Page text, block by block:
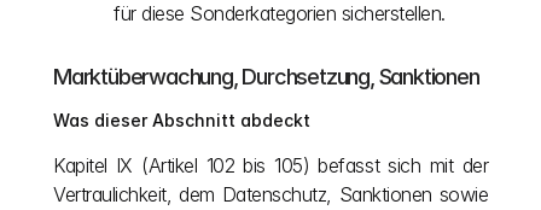
für diese Sonderkategorien sicherstellen.
Marktüberwachung, Durchsetzung, Sanktionen
Was dieser Abschnitt abdeckt
Kapitel IX (Artikel 102 bis 105) befasst sich mit der
Vertraulichkeit, dem Datenschutz, Sanktionen sowie